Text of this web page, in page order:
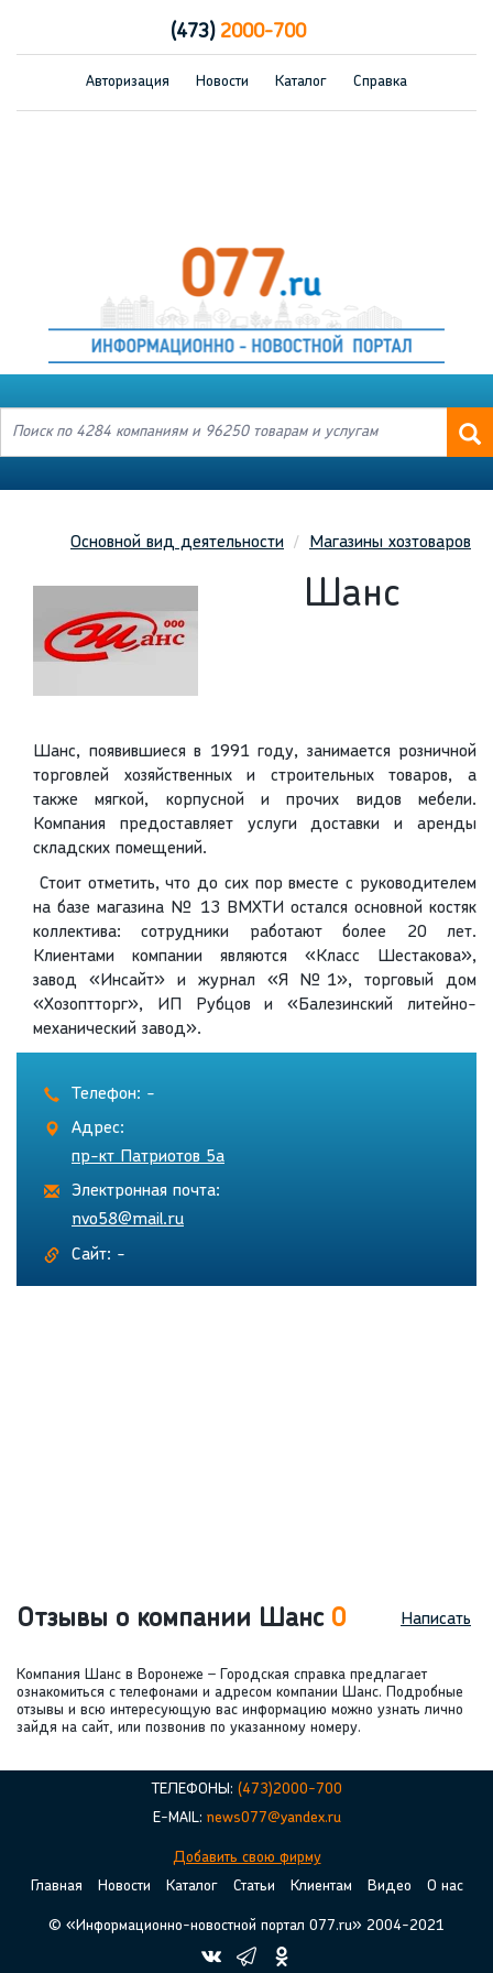
(473)2000-700
Авторизация Новости Каталог Справка
Основной вид деятельности Магазины хозтоваров
Шанс
Шанс, появившиеся в 1991 году, занимается розничной
торговлей хозяйственных и строительных товаров, а
также мягкой, корпусной и прочих видов мебели.
Компания предоставляет услуги доставки и аренды
складских помещений.
Стоит отметить, что до сих пор вместе с руководителем
на базе магазина № 13 ВМХТИ остался основной костяк
коллектива: сотрудники работают более 20 лет.
Клиентами компании являются «Класс Шестакова»,
завод «Инсайт» и журнал «Я №1», торговый дом
«Хозоптторг», ИП Рубцов и «Балезинский литейно-
механический завод».
Телефон: -
Адрес:
пр-кт Патриотов 5а
Электронная почта:
nvo58@mail.ru
Сайт: -
Отзывы о компании Шанс 0 Написать
Компания Шанс в Воронеже – Городская справка предлагает
ознакомиться с телефонами и адресом компании Шанс. Подробные
отзывы и всю интересующую вас информацию можно узнать лично
зайдя на сайт, или позвонив по указанному номеру.
ТЕЛЕФОНЫ: (473)2000-700
E-MAIL: news077@yandex.ru
Добавить свою фирму
Главная
Новости Каталог Статьи Клиентам Видео О нас
© «Информационно-новостной портал 077.ru» 2004-2021